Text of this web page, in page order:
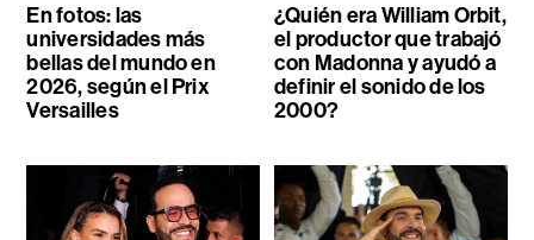
En fotos: las
universidades más
bellas del mundo en
2026, según el Prix
Versailles
¿Quién era William Orbit,
el productor que trabajó
con Madonna y ayudó a
definir el sonido de los
2000?